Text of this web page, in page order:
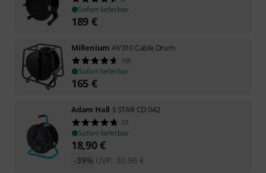
Sofort lieferbar
189 €
Millenium AV310 Cable Drum
165
Sofort lieferbar
165 €
Adam Hall 3 STAR CD 042
23
Sofort lieferbar
18,90€
UVP: 30,96 €
-39%